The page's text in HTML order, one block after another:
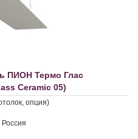
ПИОН Термо Глас
Ceramic 05)
опция)